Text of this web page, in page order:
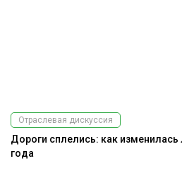
Отраслевая дискуссия
Дороги сплелись: как изменилась
года